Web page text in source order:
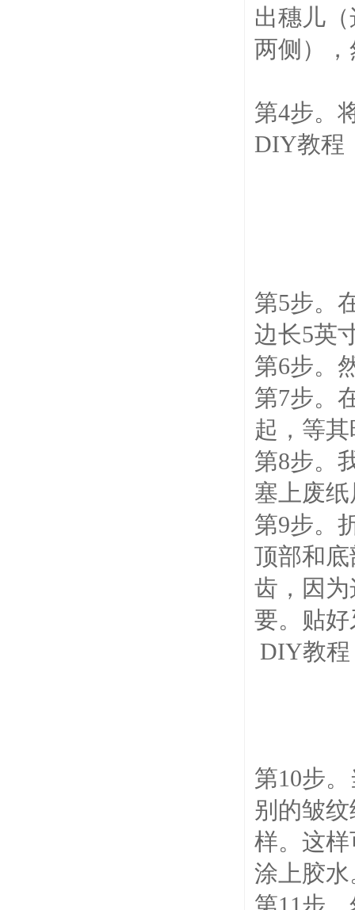
出穗儿
两侧）
第4步。
DIY教程
第5步。
边长5英
第6步。
第7步。
起，等
第8步。
塞上废
第9步。
顶部和
齿，因
要。贴
DIY教程
第10步
别的皱
样。这
涂上胶水